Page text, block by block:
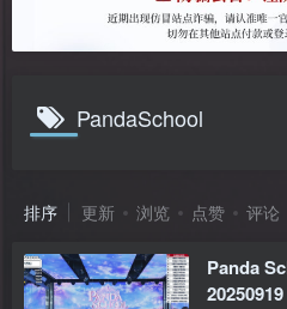
关于 PikPak 下播放视频呈现 “
如何获得 Jinricp.net 网站邀请
PandaSchool
排序 更新 浏览 点赞 评论
Panda